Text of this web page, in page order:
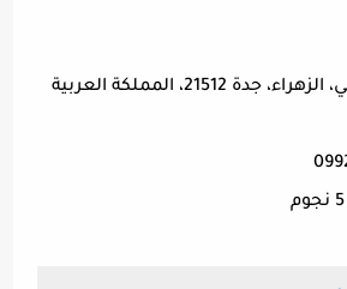
الموقع البترجي فرعي، الزهراء، جدة 21512، المملكة العربية